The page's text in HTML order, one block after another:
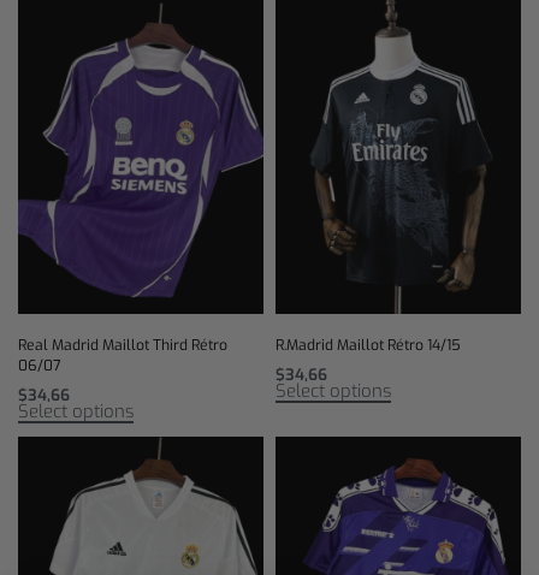
Real Madrid Maillot Third Rétro
06/07
$34,66
Select options
R.Madrid Maillot Rétro 14/15
$34,66
Select options